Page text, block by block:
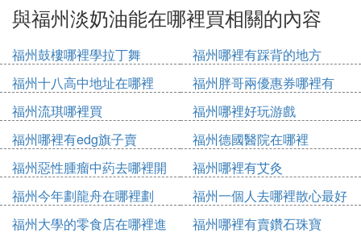
物奶油。
《巧辯天然奶油和人造奶油》 林嵐 中國質量萬里行
2013年08期 ISSN：1005-149X
北京一家受歡迎的麵包坊，1996-今
進口天然稀奶油、進口乾酪、進口扁桃仁片、進口黃
桃、天然乳脂奶油、新鮮雞蛋
[圖片上傳失敗...(image-133f42-1578811187561)]
從專利公告查看，申請的專利多為2018年申請，
與福州淡奶油能在哪裡買相關的內容
福州鼓樓哪裡學拉丁舞
福州哪裡有踩背的地方
福州十八高中地址在哪裡
福州胖哥兩優惠券哪裡有
福州流琪哪裡買
福州哪裡好玩游戲
福州哪裡有edg旗子賣
福州德國醫院在哪裡
福州惡性腫瘤中葯去哪裡開
福州哪裡有艾灸
福州今年劃龍舟在哪裡劃
福州一個人去哪裡散心最好
福州大學的零食店在哪裡進
福州哪裡有賣鑽石珠寶